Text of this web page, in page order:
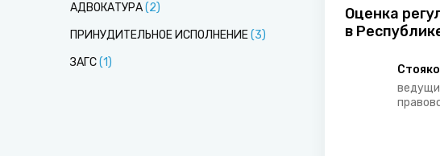
АДВОКАТУРА(2)
ПРИНУДИТЕЛЬНОЕ ИСПОЛНЕНИЕ(3)
ЗАГС(1)
Оценка
в
правовой